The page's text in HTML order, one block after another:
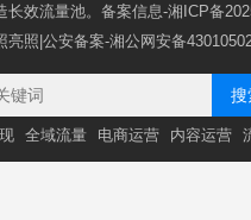
长效流量池。备案信息-湘ICP备
亮照 |公安备案-湘公网安备
搜
全域流量 电商运营 内容运营